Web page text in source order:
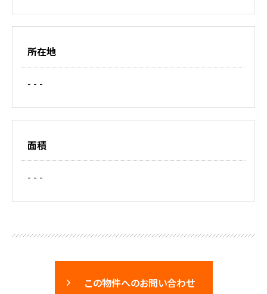
所在地
- - -
面積
- - -
この物件へのお問い合わせ